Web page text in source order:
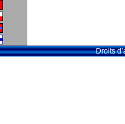
Droits